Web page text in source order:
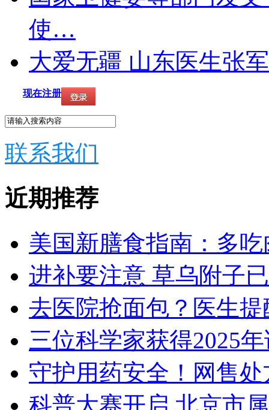
使…
大爱无疆 山东医生张
现在注册
联系我们
近期推荐
美国新膳食指南：多
进补要注意 草乌附子
去医院抢面包？医生
三位科学家获得2025
守护用药安全！网售